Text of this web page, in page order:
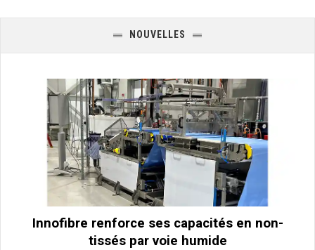
NOUVELLES
Innofibre renforce ses capacités en non-
tissés par voie humide